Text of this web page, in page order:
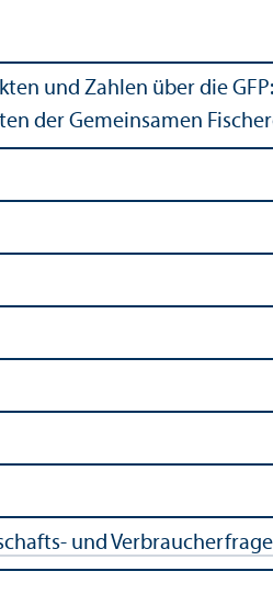
und Zahlen über die
der Gemeinsamen
und